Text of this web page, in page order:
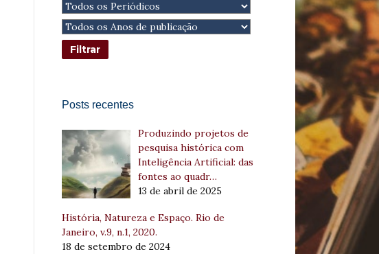
Posts recentes
Produzindo projetos de
pesquisa histórica com
Inteligência Artificial: das
fontes ao quadr…
13 de abril de 2025
História, Natureza e Espaço. Rio de
Janeiro, v.9, n.1, 2020.
18 de setembro de 2024